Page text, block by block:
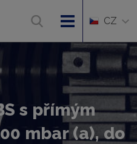
CZ
s přímým
mbar (a), do